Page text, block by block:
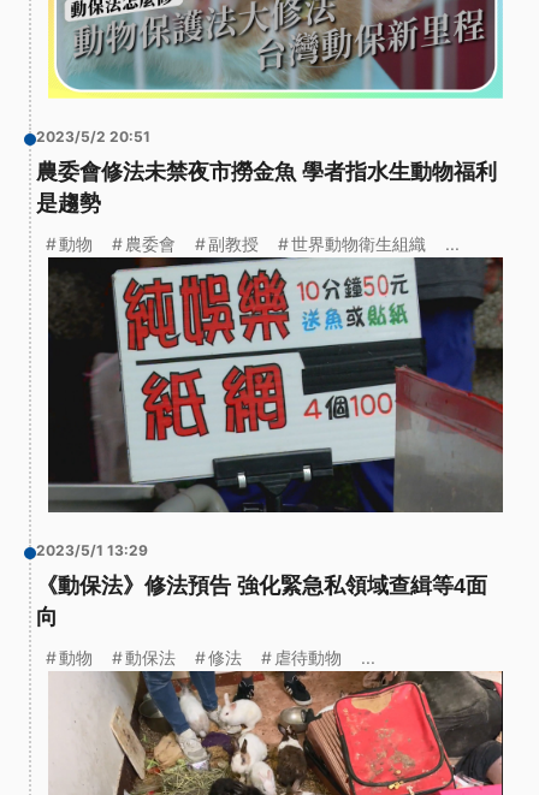
2023/5/2 20:51
農委會修法未禁夜市撈金魚 學者指水生動物福利
是趨勢
動物 農委會 副教授 世界動物衛生組織 ...
2023/5/1 13:29
《動保法》修法預告 強化緊急私領域查緝等4面
向
動物 動保法 修法 虐待動物 ...